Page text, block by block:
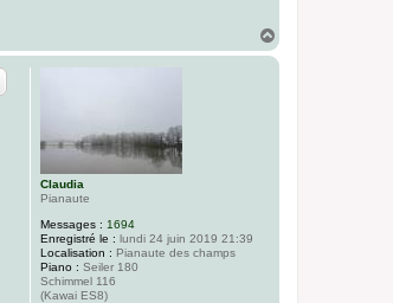
u
Claudia
Pianaute
Messages : 1694
Enregistré le : lundi 24 juin 2019 21:39
Localisation : Pianaute des champs
Piano : Seiler 180
Schimmel 116
(Kawai ES8)